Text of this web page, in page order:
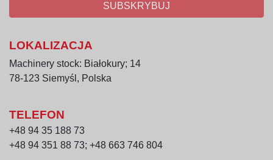
SUBSKRYBUJ
LOKALIZACJA
Machinery stock: Białokury; 14
78-123 Siemyśl, Polska
TELEFON
+48 94 35 188 73
+48 94 351 88 73; +48 663 746 804